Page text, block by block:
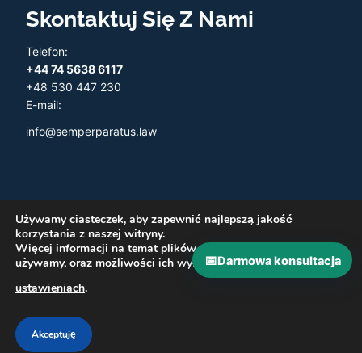
Skontaktuj Się Z Nami
Telefon:
+44 74 5638 6117
+48 530 447 230
E-mail:
info@semperparatus.law
© 2026 Semper Paratus - Twoja księgowość w UK
Polityka prywatności
Najczęściej zadawane pytania
Używamy ciasteczek, aby zapewnić najlepszą jakość
korzystania z naszej witryny.
Więcej informacji na temat plików ciasteczka, których
używamy, oraz możliwości ich wyłączenia znajdziesz w
ustawieniach.
Akceptuję
📅Darmowa konsultacja